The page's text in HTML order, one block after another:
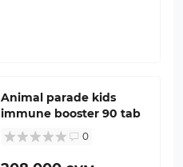
Animal parade kids
immune booster 90 tab
0